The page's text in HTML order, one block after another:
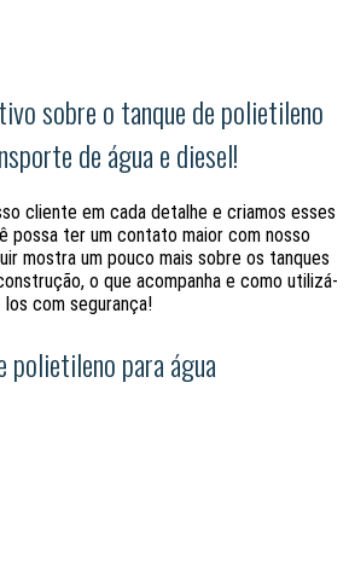
sobre o tanque de polietileno
de água e diesel!
cliente em cada detalhe e criamos esses
possa ter um contato maior com nosso
mostra um pouco mais sobre os tanques
o que acompanha e como utilizá-
los com segurança!
polietileno para água